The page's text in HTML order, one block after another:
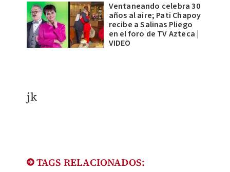
Ventaneando celebra 30
años al aire; Pati Chapoy
recibe a Salinas Pliego
en el foro de TV Azteca |
VIDEO
​jk
TAGS RELACIONADOS: